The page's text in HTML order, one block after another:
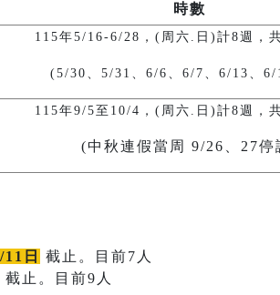
時數
115年5/16-6/28，(周六.日)計8週，共
(5/30、5/31、6/6、6/7、6/13、6/
115年9/5至10/4，(周六.日)計8週，
(中秋連假當周 9/26、27停
11日
截止。目前7人
截止。目前9人